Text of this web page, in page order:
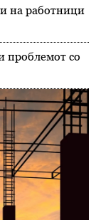
на работници
проблемот со